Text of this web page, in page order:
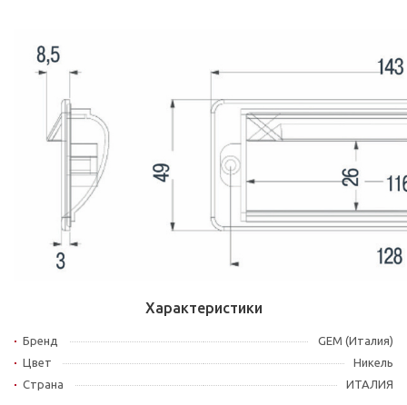
Характеристики
Бренд
GEM (Италия)
Цвет
Никель
Страна
ИТАЛИЯ